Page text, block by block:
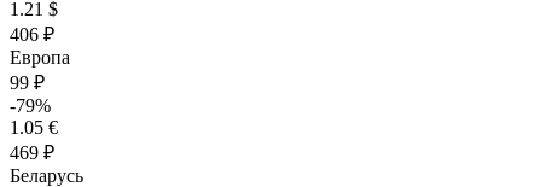
1.21 $
406 ₽
Европа
99 ₽
-79%
1.05 €
469 ₽
Беларусь